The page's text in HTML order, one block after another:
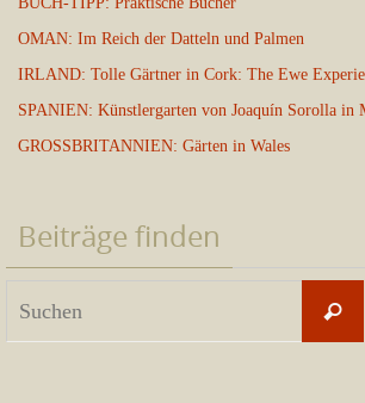
OMAN: Im Reich der Datteln und Palmen
IRLAND: Tolle Gärtner in Cork: The Ewe
SPANIEN: Künstlergarten von Joaquín Sorolla in
GROSSBRITANNIEN: Gärten in Wales
Beiträge finden